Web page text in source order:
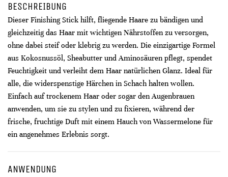
BESCHREIBUNG
Dieser Finishing Stick hilft, fliegende Haare zu bändigen und
gleichzeitig das Haar mit wichtigen Nährstoffen zu versorgen,
ohne dabei steif oder klebrig zu werden. Die einzigartige Formel
aus Kokosnussöl, Sheabutter und Aminosäuren pflegt, spendet
Feuchtigkeit und verleiht dem Haar natürlichen Glanz. Ideal für
alle, die widerspenstige Härchen in Schach halten wollen.
Einfach auf trockenem Haar oder sogar den Augenbrauen
anwenden, um sie zu stylen und zu fixieren, während der
frische, fruchtige Duft mit einem Hauch von Wassermelone für
ein angenehmes Erlebnis sorgt.
ANWENDUNG